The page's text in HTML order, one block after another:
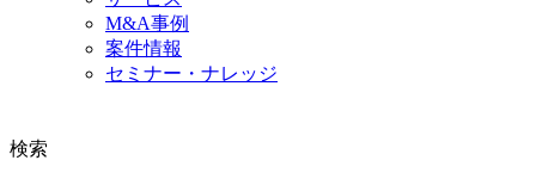
M&A事例
案件情報
セミナー・ナレッジ
検索